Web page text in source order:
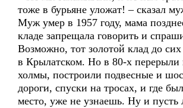
тоже в бурьяне уложат! – сказал
Муж умер в 1957 году, мама
кладе запрещала говорить и
Возможно, тот золотой клад до
в Крылатском. Но в 80-х перерыли
холмы, построили подвесные и
дороги, спуски на тросах, и где
место, уже не узнаешь. Ну и пусть